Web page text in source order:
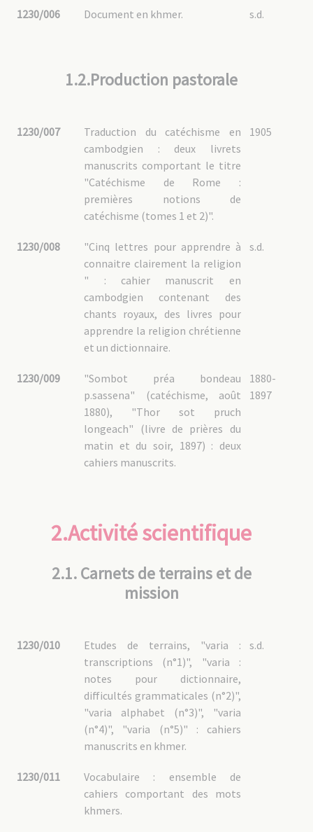
1230/006 s.d.
Document en khmer.
1.2.Production pastorale
1230/007 1905
Traduction du catéchisme en
cambodgien : deux livrets
manuscrits comportant le titre
"Catéchisme de Rome :
premières notions de
catéchisme (tomes 1 et 2)".
1230/008 s.d.
"Cinq lettres pour apprendre à
connaitre clairement la religion
" : cahier manuscrit en
cambodgien contenant des
chants royaux, des livres pour
apprendre la religion chrétienne
et un dictionnaire.
1230/009
1880-
1897
"Sombot préa bondeau
p.sassena" (catéchisme, août
1880), "Thor sot pruch
longeach" (livre de prières du
matin et du soir, 1897) : deux
cahiers manuscrits.
2.Activité scientifique
2.1. Carnets de terrains et de
mission
1230/010 s.d.
Etudes de terrains, "varia :
transcriptions (n°1)", "varia :
notes pour dictionnaire,
difficultés grammaticales (n°2)",
"varia alphabet (n°3)", "varia
(n°4)", "varia (n°5)" : cahiers
manuscrits en khmer.
1230/011
Vocabulaire : ensemble de
cahiers comportant des mots
khmers.